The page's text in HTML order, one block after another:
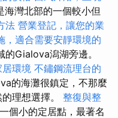
海灣北部的一個較小但
法 營業登記，讓您的業
，適合需要安靜環境的
Gialova潟湖旁邊。
環境 不鏽鋼流理台的
的海灘很鎮定，不那麼
理想選擇。 整復與整
個小的定居點，最著名